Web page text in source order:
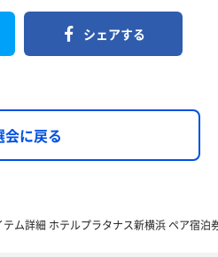
シェアする
会に戻る
テム詳細 ホテルプラタナス新横浜 ペア宿泊